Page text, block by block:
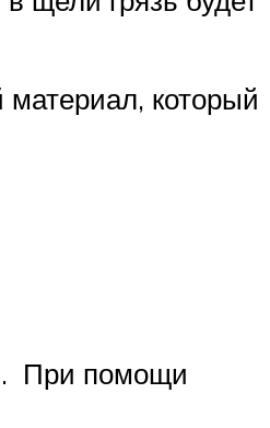
который
При помощи